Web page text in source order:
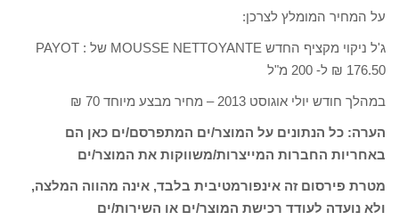
על המחיר המומלץ לצרכן:
ג'ל ניקוי מקציף החדש MOUSSE NETTOYANTE של PAYOT :
176.50 ₪ ל- 200 מ"ל
במהלך חודש יולי אוגוסט 2013 – מחיר מבצע מיוחד 70 ₪
הערה: כל הנתונים על המוצר/ים המתפרסם/ים כאן הם
באחריות החברות המייצרות/משווקות את המוצר/ים
מטרת פירסום זה אינפורמטיבית בלבד, אינה מהווה המלצה,
ולא נועדה לעודד רכישת המוצר/ים או השירות/ים